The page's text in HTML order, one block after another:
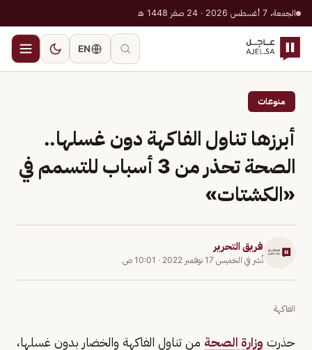
الجمعة، 7 أغسطس 2026 · 24 صفر 1448 هـ
EN
منوعات
أبرزها تناول الفاكهة دون غسلها..
الصحة تحذر من 3 أسباب للتسمم في
«الكشتات»
فريق التحرير
نُشر في الخميس 17 نوفمبر 2022 · 10:01 ص
الفاكهة
حذرت وزارة الصحة من تناول الفاكهة والخضار بدون غسلها،